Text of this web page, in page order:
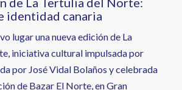
identidad canaria
lugar una nueva edición de La
iniciativa cultural impulsada por
por José Vidal Bolaños y celebrada
de Bazar El Norte, en Gran